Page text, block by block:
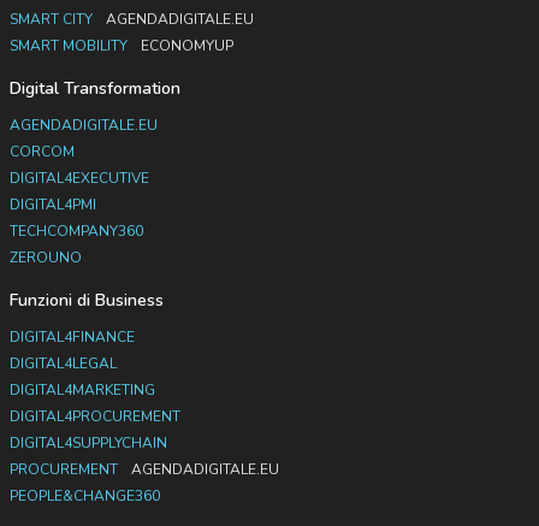
SMART CITY
AGENDADIGITALE.EU
SMART MOBILITY
ECONOMYUP
Digital Transformation
AGENDADIGITALE.EU
CORCOM
DIGITAL4EXECUTIVE
DIGITAL4PMI
TECHCOMPANY360
ZEROUNO
Funzioni di Business
DIGITAL4FINANCE
DIGITAL4LEGAL
DIGITAL4MARKETING
DIGITAL4PROCUREMENT
DIGITAL4SUPPLYCHAIN
PROCUREMENT
AGENDADIGITALE.EU
PEOPLE&CHANGE360